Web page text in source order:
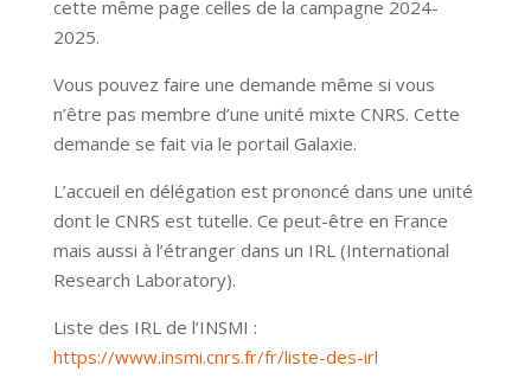
cette même page celles de la campagne 2024-
2025.
Vous pouvez faire une demande même si vous
n’être pas membre d’une unité mixte CNRS. Cette
demande se fait via le portail Galaxie.
L’accueil en délégation est prononcé dans une unité
dont le CNRS est tutelle. Ce peut-être en France
mais aussi à l’étranger dans un IRL (International
Research Laboratory).
Liste des IRL de l’INSMI :
https://www.insmi.cnrs.fr/fr/liste-des-irl